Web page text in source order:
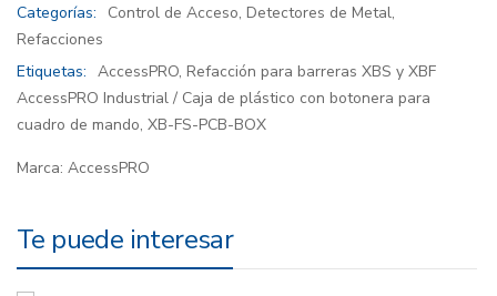
Categorías:
Control de Acceso, Detectores de Metal,
Refacciones
Etiquetas: AccessPRO, Refacción para barreras XBS y XBF
AccessPRO Industrial / Caja de plástico con botonera para
cuadro de mando, XB-FS-PCB-BOX
Marca: AccessPRO
Te puede interesar